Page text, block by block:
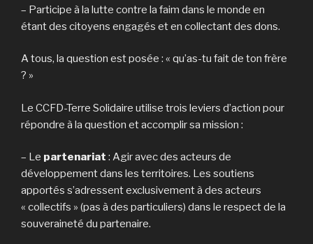
– Participe à la lutte contre la faim dans le monde en
étant des citoyens engagés et en collectant des dons.
A tous, la question est posée : « qu’as-tu fait de ton frère
? »
Le CCFD-Terre Solidaire utilise trois leviers d’action pour
répondre à la question et accomplir sa mission :
– Le partenariat : Agir avec des acteurs de
développement dans les territoires. Les soutiens
apportés s’adressent exclusivement à des acteurs
« collectifs » (pas à des particuliers) dans le respect de la
souveraineté du partenaire.